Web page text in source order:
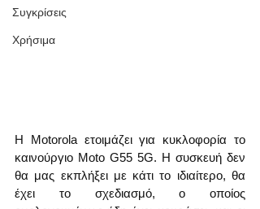
Συγκρίσεις
Χρήσιμα
Η Motorola ετοιμάζει για κυκλοφορία το
καινούργιο Moto G55 5G. Η συσκευή δεν
θα μας εκπλήξει με κάτι το ιδιαίτερο, θα
έχει το σχεδιασμό, ο οποίος